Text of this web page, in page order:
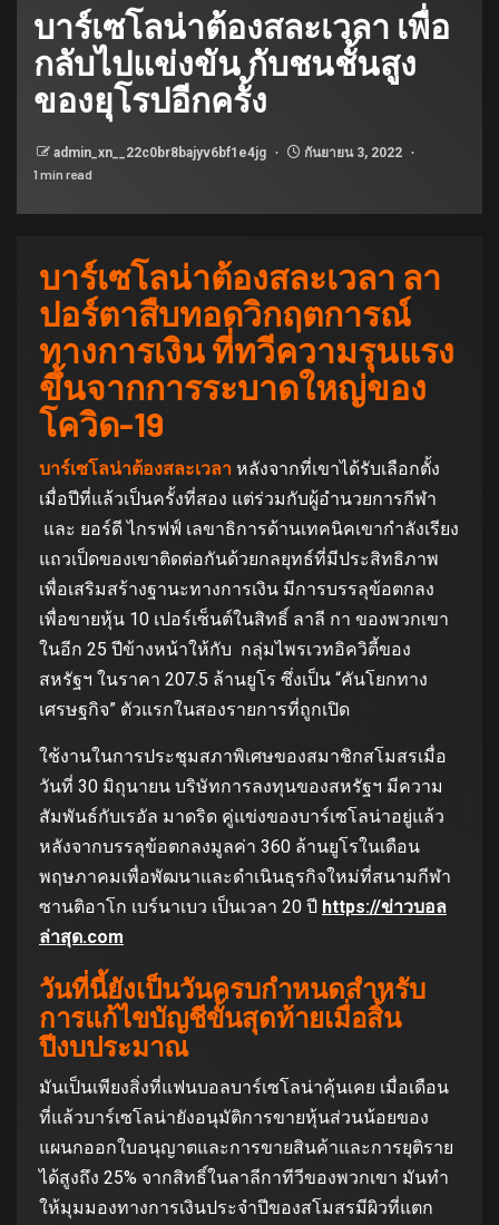
บาร์เซโลน่าต้องสละเวลา เพื่อ
กลับไปแข่งขัน กับชนชั้นสูง
ของยุโรปอีกครั้ง
admin_xn__22c0br8bajyv6bf1e4jg
กันยายน 3, 2022
1 min read
บาร์เซโลน่าต้องสละเวลา ลา
ปอร์ตาสืบทอดวิกฤตการณ์
ทางการเงิน ที่ทวีความรุนแรง
ขึ้นจากการระบาดใหญ่ของ
โควิด-19
บาร์เซโลน่าต้องสละเวลา หลังจากที่เขาได้รับเลือกตั้ง
เมื่อปีที่แล้วเป็นครั้งที่สอง แต่ร่วมกับผู้อํานวยการกีฬา
และ ยอร์ดี ไกรฟฟ์ เลขาธิการด้านเทคนิคเขากําลังเรียง
แถวเป็ดของเขาติดต่อกันด้วยกลยุทธ์ที่มีประสิทธิภาพ
เพื่อเสริมสร้างฐานะทางการเงิน มีการบรรลุข้อตกลง
เพื่อขายหุ้น 10 เปอร์เซ็นต์ในสิทธิ์ ลาลี กา ของพวกเขา
ในอีก 25 ปีข้างหน้าให้กับ กลุ่มไพรเวทอิควิตี้ของ
สหรัฐฯ ในราคา 207.5 ล้านยูโร ซึ่งเป็น “คันโยกทาง
เศรษฐกิจ” ตัวแรกในสองรายการที่ถูกเปิด
ใช้งานในการประชุมสภาพิเศษของสมาชิกสโมสรเมื่อ
วันที่ 30 มิถุนายน บริษัทการลงทุนของสหรัฐฯ มีความ
สัมพันธ์กับเรอัล มาดริด คู่แข่งของบาร์เซโลน่าอยู่แล้ว
หลังจากบรรลุข้อตกลงมูลค่า 360 ล้านยูโรในเดือน
พฤษภาคมเพื่อพัฒนาและดําเนินธุรกิจใหม่ที่สนามกีฬา
ซานติอาโก เบร์นาเบว เป็นเวลา 20 ปี https://ข่าวบอล
ล่าสุด.com
วันที่นี้ยังเป็นวันครบกําหนดสําหรับ
การแก้ไขบัญชีขั้นสุดท้ายเมื่อสิ้น
ปีงบประมาณ
มันเป็นเพียงสิ่งที่แฟนบอลบาร์เซโลน่าคุ้นเคย เมื่อเดือน
ที่แล้วบาร์เซโลน่ายังอนุมัติการขายหุ้นส่วนน้อยของ
แผนกออกใบอนุญาตและการขายสินค้าและการยุติราย
ได้สูงถึง 25% จากสิทธิ์ในลาลีกาทีวีของพวกเขา มันทํา
ให้มุมมองทางการเงินประจําปีของสโมสรมีผิวที่แตก